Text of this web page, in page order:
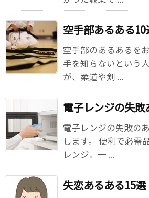
空手部あるある10
空手部のあるあるを
手を知らないという
が、柔道や剣 ...
電子レンジの失
電子レンジの失敗の
します。 便利で必需
レンジ。一 ...
失恋あるある15選